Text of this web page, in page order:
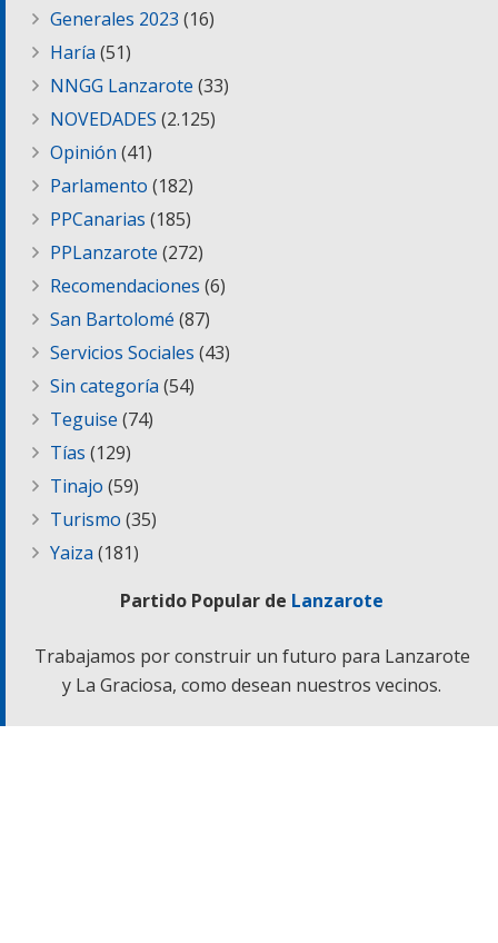
Generales 2023 (16)
Haría (51)
NNGG Lanzarote (33)
NOVEDADES (2.125)
Opinión (41)
Parlamento (182)
PPCanarias (185)
PPLanzarote (272)
Recomendaciones (6)
San Bartolomé (87)
Servicios Sociales (43)
Sin categoría (54)
Teguise (74)
Tías (129)
Tinajo (59)
Turismo (35)
Yaiza (181)
Partido Popular de Lanzarote
Trabajamos por construir un futuro para Lanzarote
y La Graciosa, como desean nuestros vecinos.